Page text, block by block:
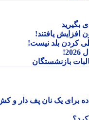
یافتند!
بلد نیست!
بازنشستگان
6 مرحله ساده برای یک نان پف دار و کش